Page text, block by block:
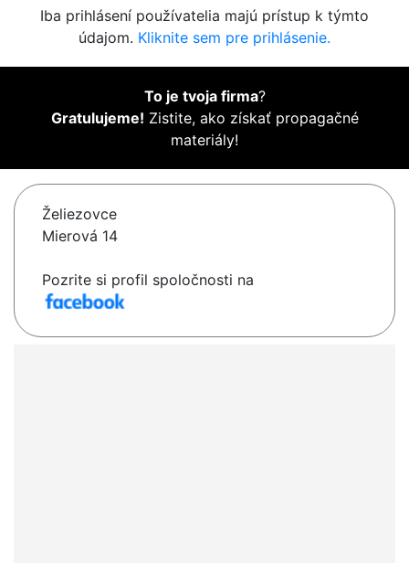
Iba prihlásení používatelia majú prístup k týmto
údajom. Kliknite sem pre prihlásenie.
To je tvoja firma?
Gratulujeme! Zistite, ako získať propagačné
materiály!
Želiezovce
Mierová 14
Pozrite si profil spoločnosti na